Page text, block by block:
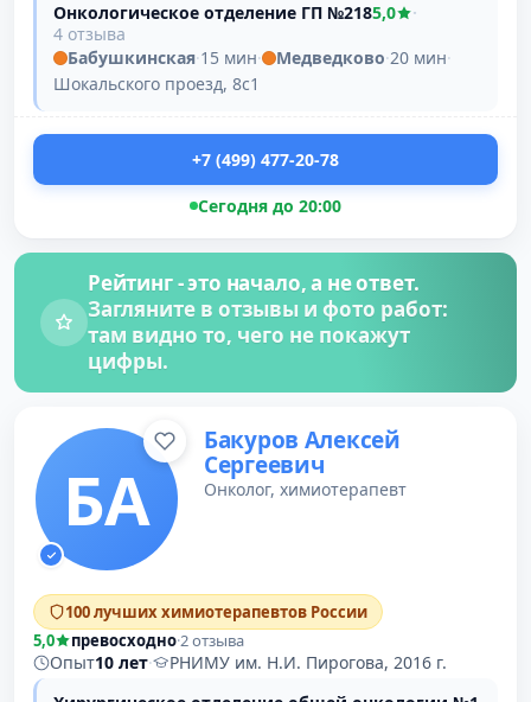
Онкологическое отделение ГП №2185,0
·
4 отзыва
Бабушкинская·15 мин· Медведково·20 мин·
Шокальского проезд, 8с1
+7 (499) 477-20-78
Сегодня до 20:00
Рейтинг - это начало, а не ответ.
Загляните в отзывы и фото работ:
там видно то, чего не покажут
цифры.
БА
Бакуров Алексей
Сергеевич
Онколог, химиотерапевт
100 лучших химиотерапевтов России
5,0
превосходно·2 отзыва
Опыт10 лет·
РНИМУ им. Н.И. Пирогова, 2016 г.